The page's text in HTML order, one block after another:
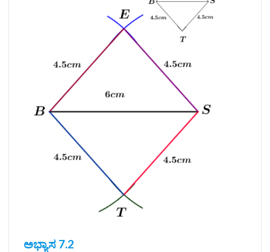
ಅಭ್ಯಾಸ 7.2